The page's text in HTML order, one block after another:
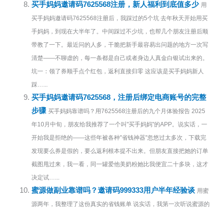
买手妈妈邀请码7625568注册，新人福利到底值多少 用
买手妈妈邀请码7625568注册后，我踩过的5个坑 去年秋天开始用买
手妈妈，到现在大半年了。中间踩过不少坑，也帮几个朋友注册后顺
带教了一下。最近问的人多，干脆把新手最容易出问题的地方一次写
清楚——不聊虚的，每一条都是自己或者身边人真金白银试出来的。
坑一：领了券顺手点个红包，返利直接归零 这应该是买手妈妈新人
踩…...
买手妈妈邀请码7625568，注册后绑定电商账号的完整
步骤 买手妈妈靠谱吗？用7625568注册后的九个月体验报告 2025
年10月中旬，朋友给我推荐了一个叫"买手妈妈"的APP。说实话，一
开始我是拒绝的——这些年被各种"省钱神器"忽悠过太多次，下载完
发现要么券是假的，要么返利根本提不出来。但朋友直接把她的订单
截图甩过来，我一看，同一罐爱他美奶粉她比我便宜二十多块，这才
决定试…...
蜜源做副业靠谱吗？邀请码999333用户半年经验谈 用蜜
源两年，我整理了这份真实的省钱账单 说实话，我第一次听说蜜源的